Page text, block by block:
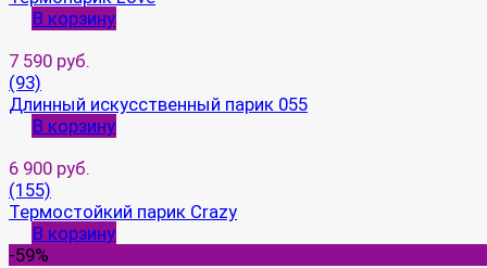
В корзину
7 590 руб.
(93)
Длинный искусственный парик 055
В корзину
6 900 руб.
(155)
Термостойкий парик Crazy
В корзину
-59%